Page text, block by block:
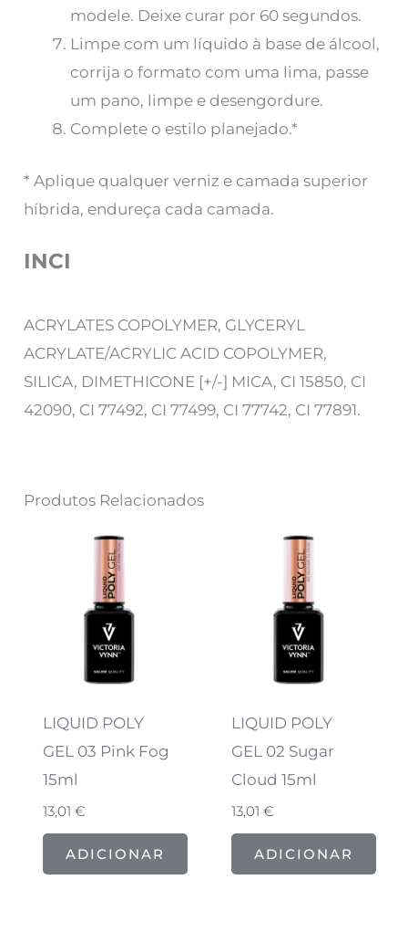
modele. Deixe curar por 60 segundos.
Limpe com um líquido à base de álcool,
corrija o formato com uma lima, passe
um pano, limpe e desengordure.
Complete o estilo planejado.*
* Aplique qualquer verniz e camada superior
híbrida, endureça cada camada.
INCI
ACRYLATES COPOLYMER, GLYCERYL
ACRYLATE/ACRYLIC ACID COPOLYMER,
SILICA, DIMETHICONE [+/-] MICA, CI 15850, CI
42090, CI 77492, CI 77499, CI 77742, CI 77891.
Produtos Relacionados
LIQUID POLY
GEL 03 Pink Fog
15ml
13,01 €
ADICIONAR
LIQUID POLY
GEL 02 Sugar
Cloud 15ml
13,01€
ADICIONAR